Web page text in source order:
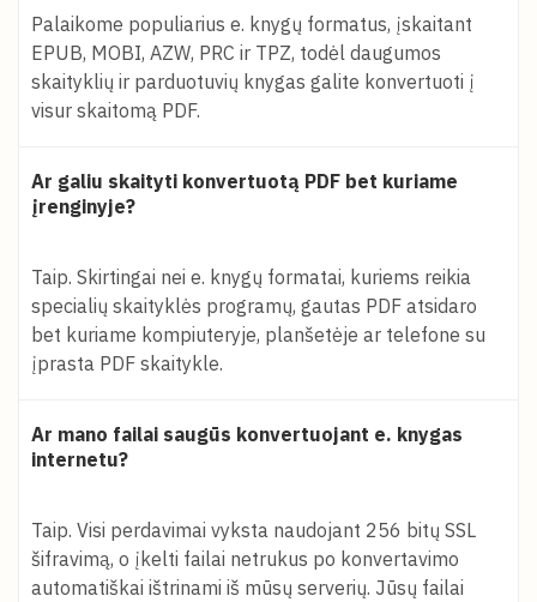
Palaikome populiarius e. knygų formatus, įskaitant
EPUB, MOBI, AZW, PRC ir TPZ, todėl daugumos
skaityklių ir parduotuvių knygas galite konvertuoti į
visur skaitomą PDF.
Ar galiu skaityti konvertuotą PDF bet kuriame
įrenginyje?
Taip. Skirtingai nei e. knygų formatai, kuriems reikia
specialių skaityklės programų, gautas PDF atsidaro
bet kuriame kompiuteryje, planšetėje ar telefone su
įprasta PDF skaitykle.
Ar mano failai saugūs konvertuojant e. knygas
internetu?
Taip. Visi perdavimai vyksta naudojant 256 bitų SSL
šifravimą, o įkelti failai netrukus po konvertavimo
automatiškai ištrinami iš mūsų serverių. Jūsų failai